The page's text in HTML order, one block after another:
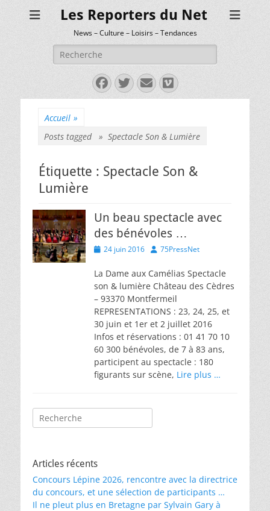
Les Reporters du Net
News – Culture – Loisirs – Tendances
Rechercher :
Facebook
Twitter
E-
mail
Vimeo
Accueil »
Posts tagged » Spectacle Son & Lumière
Étiquette : Spectacle Son &
Lumière
Un beau spectacle avec
des bénévoles …
Posted24 juin 2016 Author
75PressNet
La Dame aux Camélias Spectacle
son & lumière Château des Cèdres
– 93370 Montfermeil
REPRESENTATIONS : 23, 24, 25, et
30 juin et 1er et 2 juillet 2016
Infos et réservations : 01 41 70 10
60 300 bénévoles, de 7 à 83 ans,
participent au spectacle : 180
figurants sur scène, Lire plus …
Rechercher :
Articles récents
Concours Lépine 2026, rencontre avec la directrice
du concours, et une sélection de participants …
Il ne pleut plus en Bretagne par Sylvain Gary à